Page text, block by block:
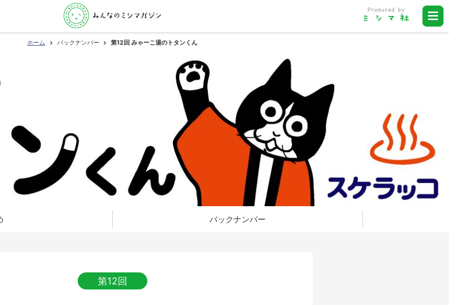
ホーム バックナンバー 第12回 みゃーこ湯のトタンくん
バックナンバー
第12回